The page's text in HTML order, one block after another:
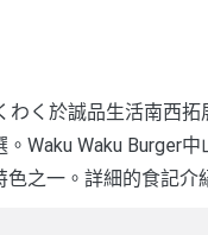
わく於誠品生活南西
Waku Waku Burger
之一。詳細的食記介